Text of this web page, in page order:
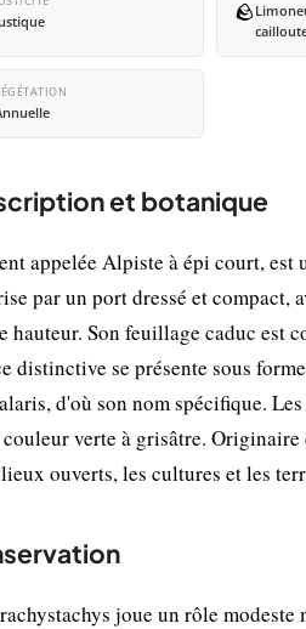
🪨
et botanique
appelée Alpiste à épi court,
par un port dressé et compact,
hauteur. Son feuillage caduc est
distinctive se présente sous
d'où son nom spécifique.
verte à grisâtre. Originaire
ouverts, les cultures et les
joue un rôle